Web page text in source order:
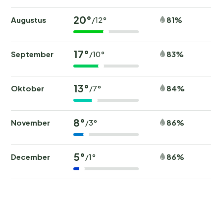
Augustus 20°/12° 81%
September 17°/10° 83%
Oktober 13°/7° 84%
November 8°/3° 86%
December 5°/1° 86%